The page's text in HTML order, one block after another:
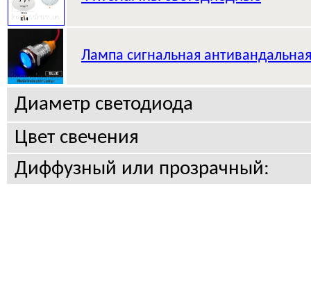
Лампа сигнальная антивандальная
Диаметр светодиода
Цвет свечения
Диффузный или прозрачный: